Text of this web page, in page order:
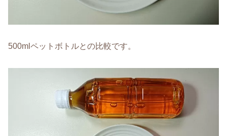
500mlペットボトルとの比較です。